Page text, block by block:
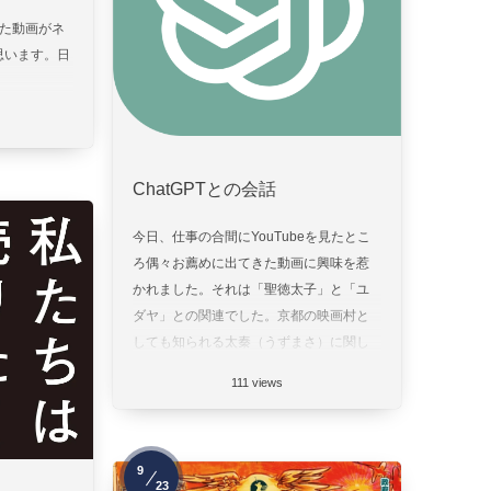
動画がネ
ます。日
ChatGPTとの会話
今日、仕事の合間にYouTubeを見たとこ
ろ偶々お薦めに出てきた動画に興味を惹
かれました。それは「聖徳太子」と「ユ
ダヤ」との関連でした。京都の映画村と
しても知られる太秦（うずまさ）に関し
111 views
9
23